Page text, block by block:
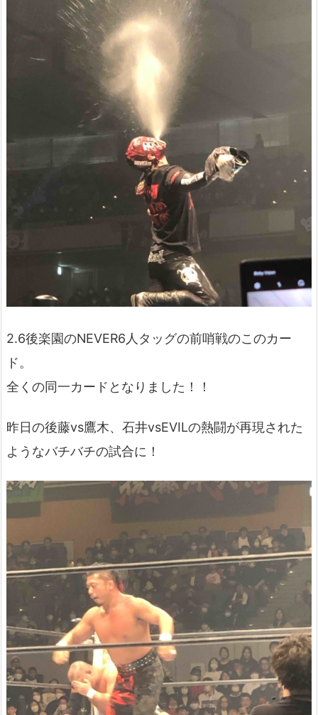
2.6後楽園のNEVER6人タッグの前哨戦のこのカー
ド。
全くの同一カードとなりました！！
昨日の後藤vs鷹木、石井vsEVILの熱闘が再現された
ようなバチバチの試合に！